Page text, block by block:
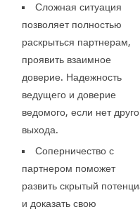
Сложная ситуация
позволяет полностью
раскрыться партнерам,
проявить взаимное
доверие. Надежность
ведущего и доверие
ведомого, если нет
выхода.
Соперничество с
партнером поможет
развить скрытый
и доказать свою